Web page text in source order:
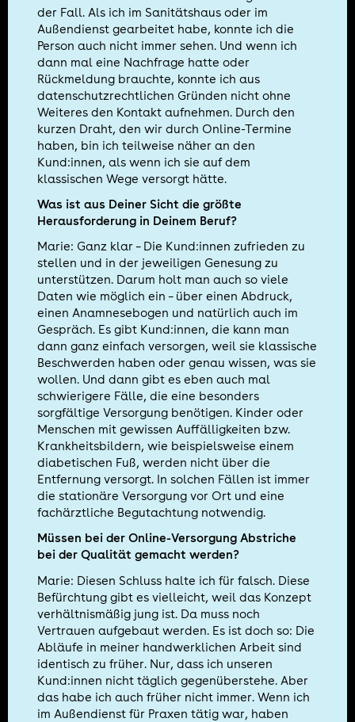
der Fall. Als ich im Sanitätshaus oder im
Außendienst gearbeitet habe, konnte ich die
Person auch nicht immer sehen. Und wenn ich
dann mal eine Nachfrage hatte oder
Rückmeldung brauchte, konnte ich aus
datenschutzrechtlichen Gründen nicht ohne
Weiteres den Kontakt aufnehmen. Durch den
kurzen Draht, den wir durch Online-Termine
haben, bin ich teilweise näher an den
Kund:innen, als wenn ich sie auf dem
klassischen Wege versorgt hätte.
Was ist aus Deiner Sicht die größte
Herausforderung in Deinem Beruf?
Marie: Ganz klar – Die Kund:innen zufrieden zu
stellen und in der jeweiligen Genesung zu
unterstützen. Darum holt man auch so viele
Daten wie möglich ein – über einen Abdruck,
einen Anamnesebogen und natürlich auch im
Gespräch. Es gibt Kund:innen, die kann man
dann ganz einfach versorgen, weil sie klassische
Beschwerden haben oder genau wissen, was sie
wollen. Und dann gibt es eben auch mal
schwierigere Fälle, die eine besonders
sorgfältige Versorgung benötigen. Kinder oder
Menschen mit gewissen Auffälligkeiten bzw.
Krankheitsbildern, wie beispielsweise einem
diabetischen Fuß, werden nicht über die
Entfernung versorgt. In solchen Fällen ist immer
die stationäre Versorgung vor Ort und eine
fachärztliche Begutachtung notwendig.
Müssen bei der Online-Versorgung Abstriche
bei der Qualität gemacht werden?
Marie: Diesen Schluss halte ich für falsch. Diese
Befürchtung gibt es vielleicht, weil das Konzept
verhältnismäßig jung ist. Da muss noch
Vertrauen aufgebaut werden. Es ist doch so: Die
Abläufe in meiner handwerklichen Arbeit sind
identisch zu früher. Nur, dass ich unseren
Kund:innen nicht täglich gegenüberstehe. Aber
das habe ich auch früher nicht immer. Wenn ich
im Außendienst für Praxen tätig war, haben